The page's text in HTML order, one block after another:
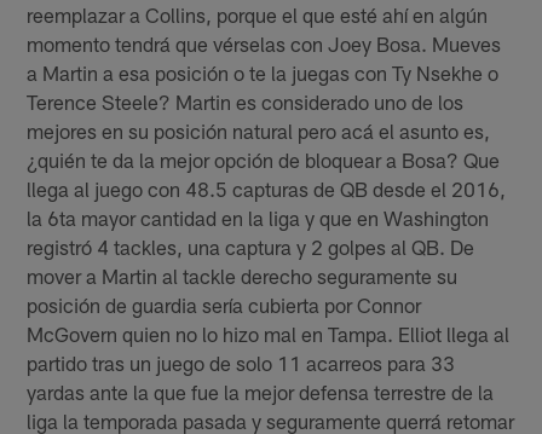
reemplazar a Collins, porque el que esté ahí en algún
momento tendrá que vérselas con Joey Bosa. Mueves
a Martin a esa posición o te la juegas con Ty Nsekhe o
Terence Steele? Martin es considerado uno de los
mejores en su posición natural pero acá el asunto es,
¿quién te da la mejor opción de bloquear a Bosa? Que
llega al juego con 48.5 capturas de QB desde el 2016,
la 6ta mayor cantidad en la liga y que en Washington
registró 4 tackles, una captura y 2 golpes al QB. De
mover a Martin al tackle derecho seguramente su
posición de guardia sería cubierta por Connor
McGovern quien no lo hizo mal en Tampa. Elliot llega al
partido tras un juego de solo 11 acarreos para 33
yardas ante la que fue la mejor defensa terrestre de la
liga la temporada pasada y seguramente querrá retomar